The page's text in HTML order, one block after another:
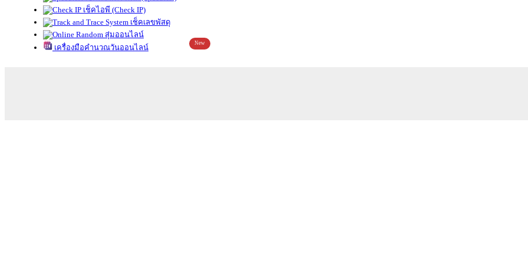
เช็คไอพี (Check IP)
เช็คเลขพัสดุ
สุ่มออนไลน์
เครื่องมือคำนวณวันออนไลน์
New